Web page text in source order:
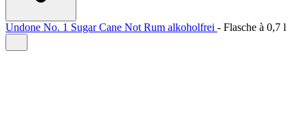
Undone No. 1 Sugar Cane Not Rum alkoholfrei - Flasche à 0,7 l